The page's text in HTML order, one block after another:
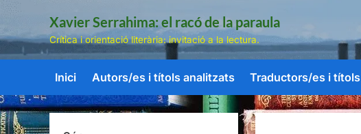
Skip
content
Xavier Serrahima: el racó de la paraula
Crítica i orientació literària: invitació a la lectura.
Inici Autors/es i títols analitzats Traductors/es i títols